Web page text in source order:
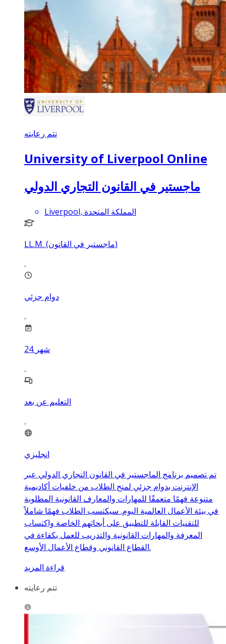
تتم رعايته
University of Liverpool Online
ماجستير في القانون التجاري الدولي
Liverpool, المملكة المتحدة
LL.M. (ماجستير في القانون)
دوام جزئي
24 شهر
التعليم عن بعد
انجليزي
تم تصميم برنامج الماجستير في القانون التجاري الدولي عبر
الإنترنت بدوام جزئي لمنح الطلاب من خلفيات أكاديمية
متنوعة فهمًا متعمقًا للمهارات والمعارف القانونية المطلوبة
في بيئة الأعمال العالمية اليوم. سيكتسب الطلاب فهمًا شاملاً
للتقنيات القابلة للتطبيق على أبحاثهم الخاصة واكتساب
المعرفة والمهارات القانونية والتدريب للعمل بكفاءة في
القطاع القانوني وقطاع الأعمال الأوسع.
قراءة المزيد
تتم رعايته